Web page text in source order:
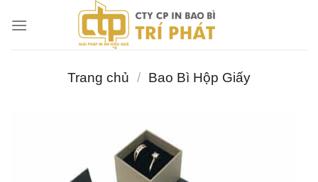
đến
Trang chủ / Bao Bì Hộp Giấy